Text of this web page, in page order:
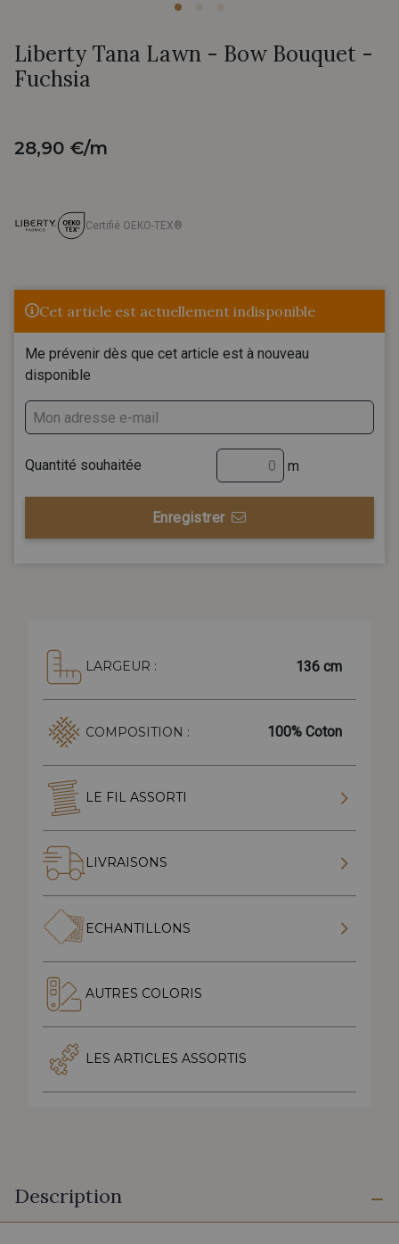
Liberty Tana Lawn - Bow Bouquet -
Fuchsia
28,90 €/m
Certifié OEKO-TEX®
Cet article est actuellement indisponible
Me prévenir dès que cet article est à nouveau
disponible
Quantité souhaitée m
Enregistrer
LARGEUR : 136 cm
COMPOSITION : 100% Coton
LE FIL ASSORTI
LIVRAISONS
ECHANTILLONS
AUTRES COLORIS
LES ARTICLES ASSORTIS
Description